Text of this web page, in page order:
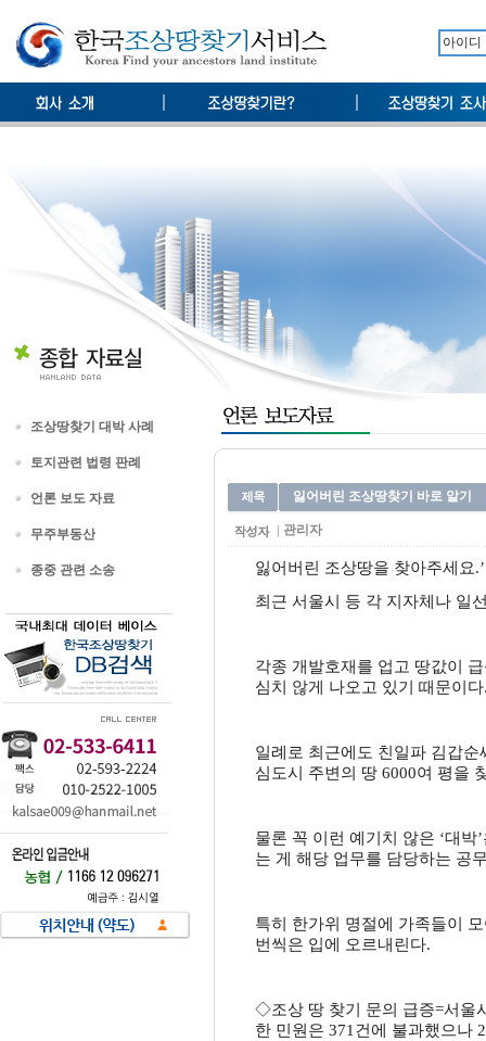
조상땅찾기 대박 사례
토지관련 법령 판례
언론 보도 자료
무주부동산
종중 관련 소송
잃어버린 조상땅찾기 바로 알기
관리자
잃어버린 조상땅을 찾아주세요.’
최근 서울시 등 각 지자체나 일
각종 개발호재를 업고 땅값이
심치 않게 나오고 있기 때문이다
일례로 최근에도 친일파 김갑순
심도시 주변의 땅 6000여 평을
물론 꼭 이런 예기치 않은 ‘대
는 게 해당 업무를 담당하는 공
특히 한가위 명절에 가족들이
번씩은 입에 오르내린다.
◇조상 땅 찾기 문의 급증=서울
한 민원은 371건에 불과했으나